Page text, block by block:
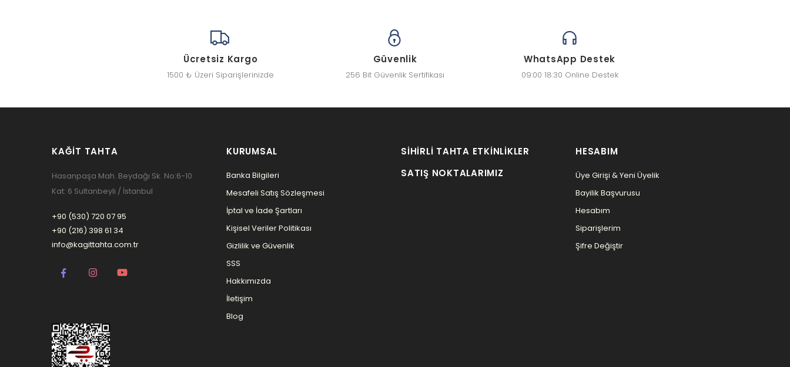
Ücretsiz Kargo
1500 ₺ Üzeri Siparişlerinizde
Güvenlik
256 Bit Güvenlik Sertifikası
WhatsApp Destek
09:00 18:30 Online Destek
KAĞIT TAHTA
Hasanpaşa Mah. Beydağı Sk. No:6-10
Kat: 6 Sultanbeyli / İstanbul
+90 (530) 720 07 95
+90 (216) 398 61 34
info@kagittahta.com.tr
KURUMSAL
Banka Bilgileri
Mesafeli Satış Sözleşmesi
İptal ve İade Şartları
Kişisel Veriler Politikası
Gizlilik ve Güvenlik
SSS
Hakkımızda
İletişim
Blog
SIHIRLI TAHTA ETKINLIKLER
SATIŞ NOKTALARIMIZ
HESABIM
Üye Girişi & Yeni Üyelik
Bayilik Başvurusu
Hesabım
Siparişlerim
Şifre Değiştir